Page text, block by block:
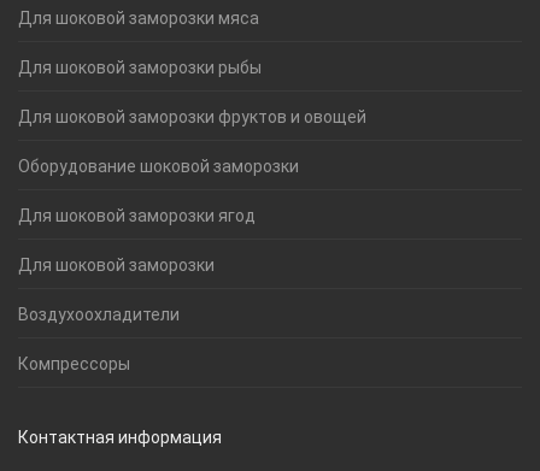
Для шоковой заморозки мяса
Для шоковой заморозки рыбы
Для шоковой заморозки фруктов и овощей
Оборудование шоковой заморозки
Для шоковой заморозки ягод
Для шоковой заморозки
Воздухоохладители
Компрессоры
Контактная информация